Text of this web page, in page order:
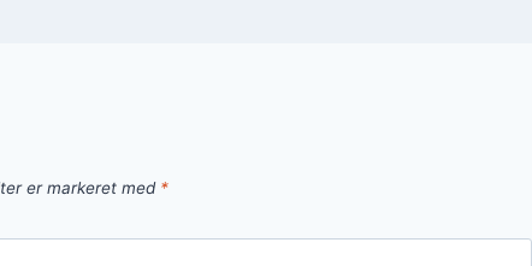
er markeret med *